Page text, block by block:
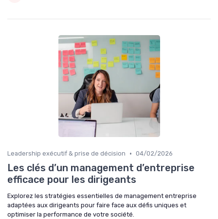
Leadership exécutif & prise de décision • 04/02/2026
Les clés d’un management d’entreprise
efficace pour les dirigeants
Explorez les stratégies essentielles de management entreprise
adaptées aux dirigeants pour faire face aux défis uniques et
optimiser la performance de votre société.